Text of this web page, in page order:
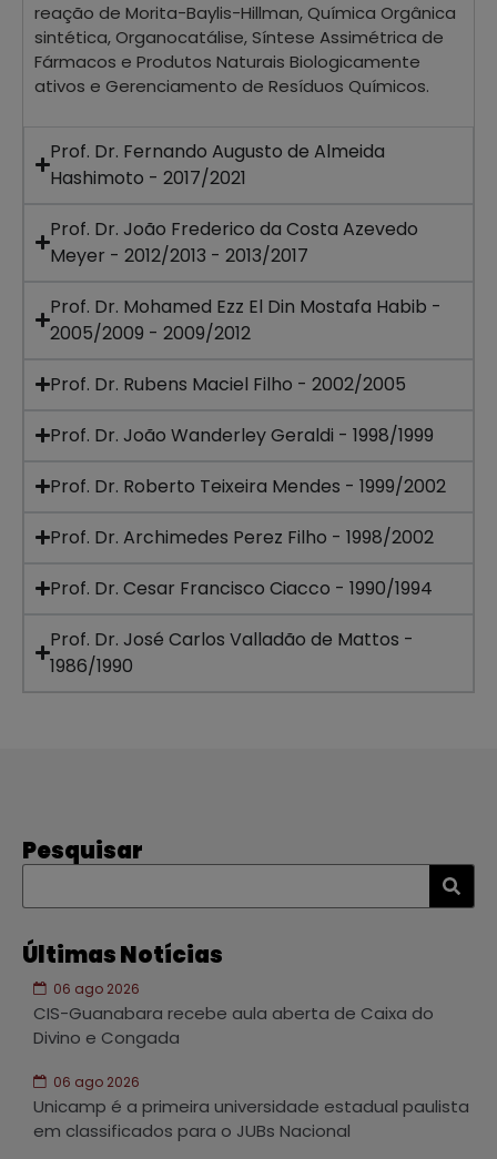
reação de Morita-Baylis-Hillman, Química Orgânica
sintética, Organocatálise, Síntese Assimétrica de
Fármacos e Produtos Naturais Biologicamente
ativos e Gerenciamento de Resíduos Químicos.
Prof. Dr. Fernando Augusto de Almeida
Hashimoto - 2017/2021
Prof. Dr. João Frederico da Costa Azevedo
Meyer - 2012/2013 - 2013/2017
Prof. Dr. Mohamed Ezz El Din Mostafa Habib -
2005/2009 - 2009/2012
Prof. Dr. Rubens Maciel Filho - 2002/2005
Prof. Dr. João Wanderley Geraldi - 1998/1999
Prof. Dr. Roberto Teixeira Mendes - 1999/2002
Prof. Dr. Archimedes Perez Filho - 1998/2002
Prof. Dr. Cesar Francisco Ciacco - 1990/1994
Prof. Dr. José Carlos Valladão de Mattos -
1986/1990
Pesquisar
Últimas Notícias
06 ago 2026
CIS-Guanabara recebe aula aberta de Caixa do
Divino e Congada
06 ago 2026
Unicamp é a primeira universidade estadual paulista
em classificados para o JUBs Nacional